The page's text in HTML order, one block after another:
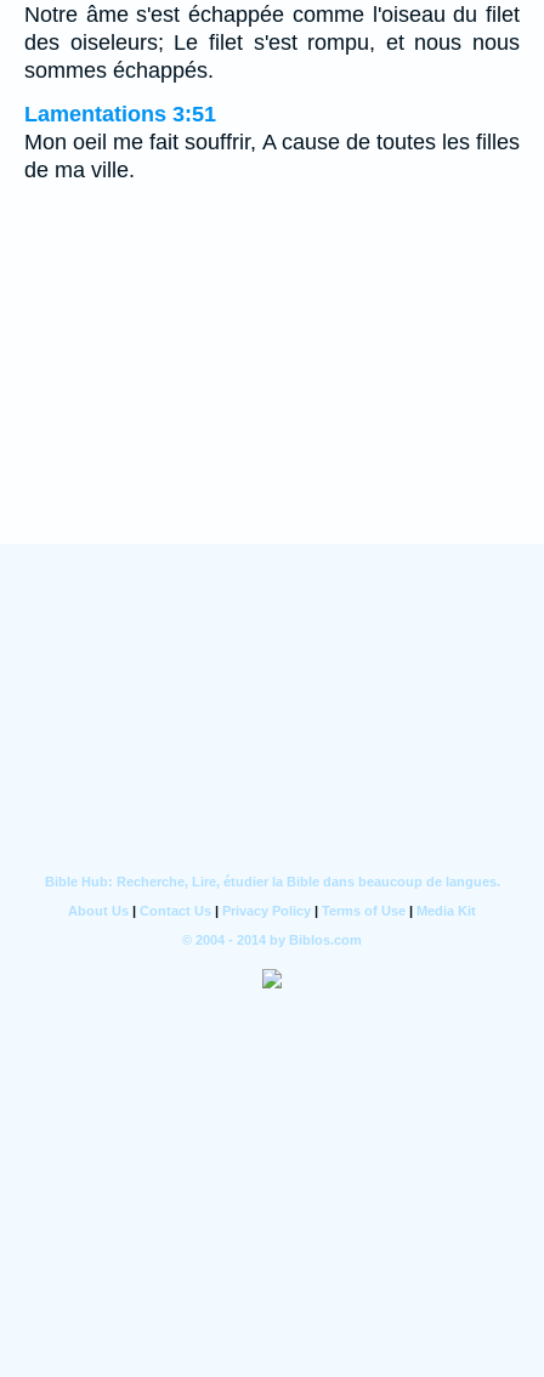
Notre âme s'est échappée comme l'oiseau du filet
des oiseleurs; Le filet s'est rompu, et nous nous
sommes échappés.
Lamentations 3:51
Mon oeil me fait souffrir, A cause de toutes les filles
de ma ville.